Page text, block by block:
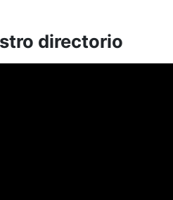
directorio